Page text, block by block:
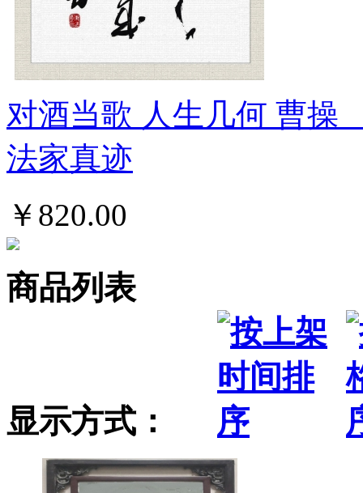
对酒当歌 人生几何 曹操
法家真迹
￥820.00
商品列表
显示方式：